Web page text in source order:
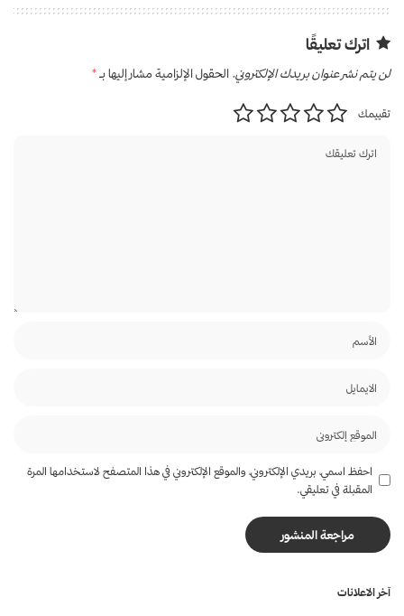
اترك تعليقًا
لن يتم نشر عنوان بريدك الإلكتروني. الحقول الإلزامية مشار إليها بـ*
تقييمك
احفظ اسمي، بريدي الإلكتروني، والموقع الإلكتروني في هذا المتصفح لاستخدامها المرة
المقبلة في تعليقي.
آخر الاعلانات